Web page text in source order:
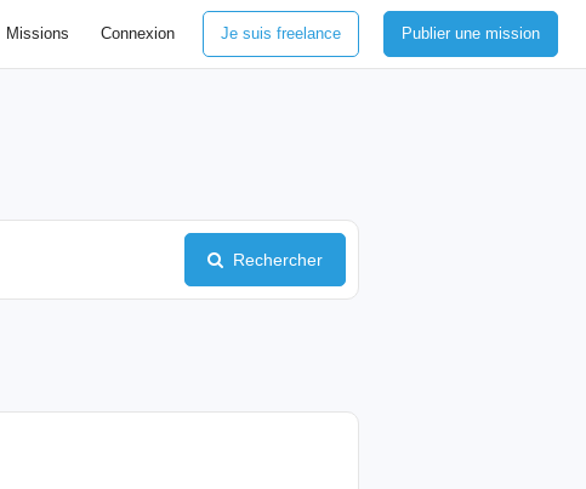
Missions Connexion Je suis freelance Publier une mission
Rechercher